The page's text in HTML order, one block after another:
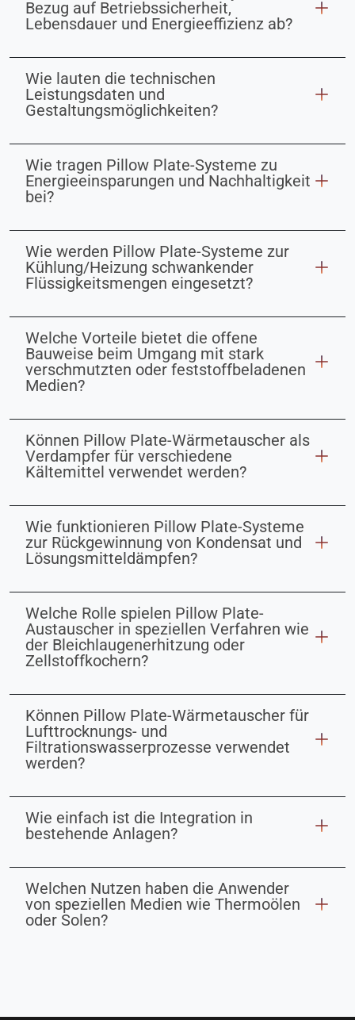
Bezug auf Betriebssicherheit,
Lebensdauer und Energieeffizienz ab?
Wie lauten die technischen
Leistungsdaten und
Gestaltungsmöglichkeiten?
Wie tragen Pillow Plate-Systeme zu
Energieeinsparungen und Nachhaltigkeit
bei?
Wie werden Pillow Plate-Systeme zur
Kühlung/Heizung schwankender
Flüssigkeitsmengen eingesetzt?
Welche Vorteile bietet die offene
Bauweise beim Umgang mit stark
verschmutzten oder feststoffbeladenen
Medien?
Können Pillow Plate-Wärmetauscher als
Verdampfer für verschiedene
Kältemittel verwendet werden?
Wie funktionieren Pillow Plate-Systeme
zur Rückgewinnung von Kondensat und
Lösungsmitteldämpfen?
Welche Rolle spielen Pillow Plate-
Austauscher in speziellen Verfahren wie
der Bleichlaugenerhitzung oder
Zellstoffkochern?
Können Pillow Plate-Wärmetauscher für
Lufttrocknungs- und
Filtrationswasserprozesse verwendet
werden?
Wie einfach ist die Integration in
bestehende Anlagen?
Welchen Nutzen haben die Anwender
von speziellen Medien wie Thermoölen
oder Solen?